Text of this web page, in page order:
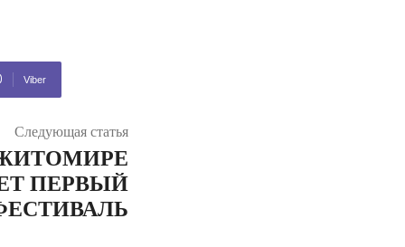
Viber
Следующая статья
ЖИТОМИРЕ
ПЕРВЫЙ